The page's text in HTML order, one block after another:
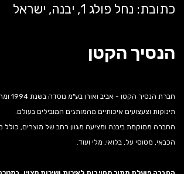
כתובת: נחל פולג 1, יבנה, ישראל
הנסיך הקטן
חברת
תינוקות וצעצועים איכותיים מהמותגים המובילים בעולם.
החברה ממוקמת ביבנה ומציעה מגוון רחב של מוצרים, כולל
הכבאי, מטוסי על, בלואי, מלי ועוד.